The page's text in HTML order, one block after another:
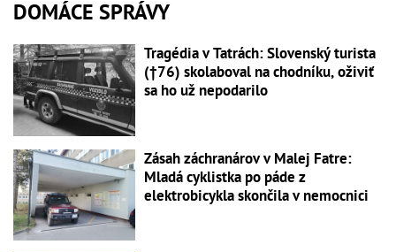
DOMÁCE SPRÁVY
Tragédia v Tatrách: Slovenský turista
(†76) skolaboval na chodníku, oživiť
sa ho už nepodarilo
Zásah záchranárov v Malej Fatre:
Mladá cyklistka po páde z
elektrobicykla skončila v nemocnici